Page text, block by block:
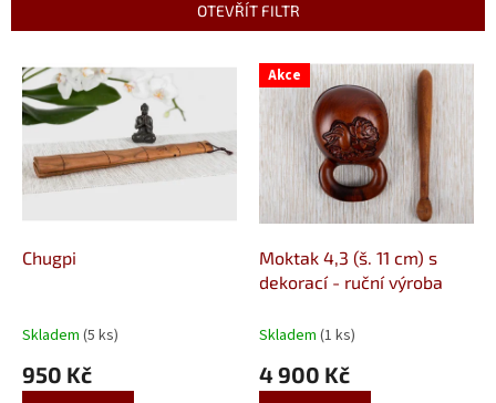
r
OTEVŘÍT FILTR
V
p
Chugpi
Skladem (5 ks)
950 Kč
Akce
Moktak 4,3 (š. 11 cm) s
dekorací - ruční výroba
Skladem (1 ks)
4 900 Kč